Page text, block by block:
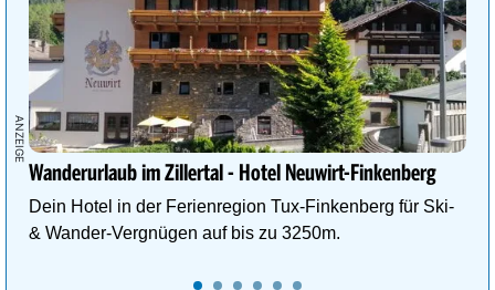
Wanderurlaub im Zillertal - Hotel Neuwirt-Finkenberg
Dein Hotel in der Ferienregion Tux-Finkenberg für Ski-
& Wander-Vergnügen auf bis zu 3250m.